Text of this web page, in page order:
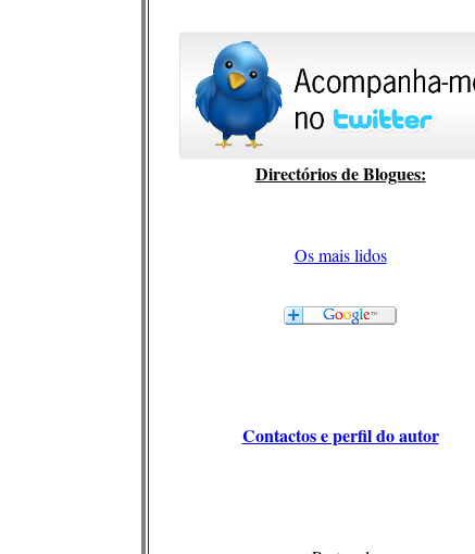
Directórios de Blogues:
Os mais lidos
Contactos e perfil do autor